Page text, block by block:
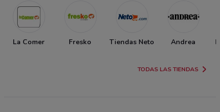
La Comer Fresko Tiendas Neto Andrea
TODAS LAS TIENDAS